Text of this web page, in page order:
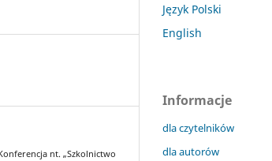
nt. „Szkolnictwo
Język Polski
English
Informacje
dla czytelników
dla autorów